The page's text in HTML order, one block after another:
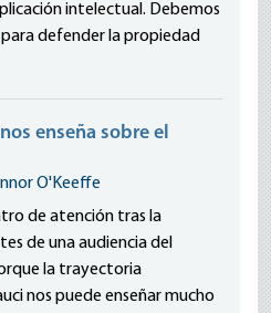
intelectual. Debemos
defender la propiedad
enseña sobre el
O'Keeffe
de atención tras la
de una audiencia del
la trayectoria
nos puede enseñar mucho